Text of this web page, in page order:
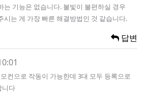
는 기능은 없습니다. 불빛이 불편하실 경우
시는 게 가장 빠른 해결방법인 것 같습니다.
답변
컨으로 작동이 가능한데 3대 모두 등록으로
니다